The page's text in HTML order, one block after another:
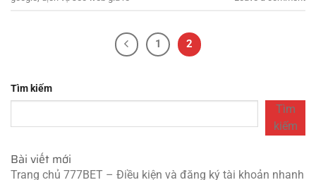
1 2
Tìm kiếm
Tìm
kiếm
Bài viết mới
Trang chủ 777BET – Điều kiện và đăng ký tài khoản nhanh